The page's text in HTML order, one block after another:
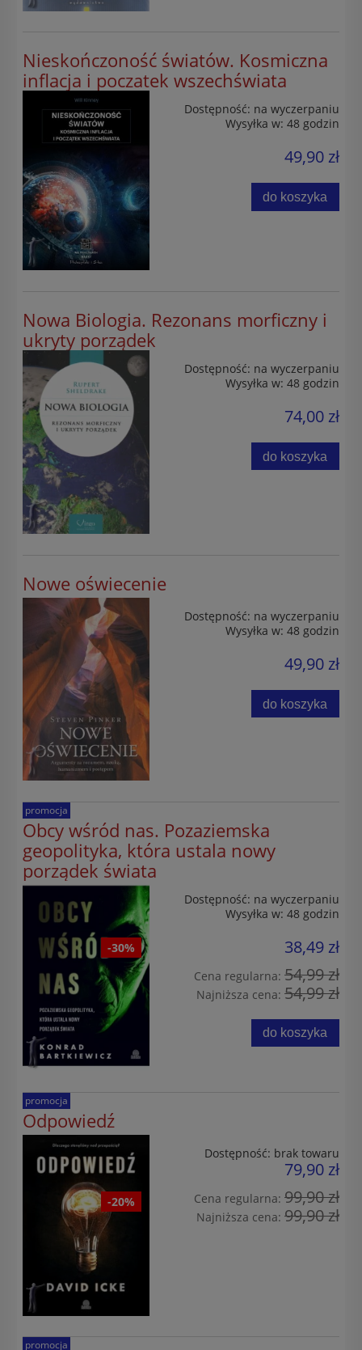
Nieskończoność światów. Kosmiczna
inflacja i poczatek wszechświata
Dostępność: na wyczerpaniu
Wysyłka w: 48 godzin
49,90 zł
do koszyka
Nowa Biologia. Rezonans morficzny i
ukryty porządek
Dostępność: na wyczerpaniu
Wysyłka w: 48 godzin
74,00 zł
do koszyka
Nowe oświecenie
Dostępność: na wyczerpaniu
Wysyłka w: 48 godzin
49,90 zł
do koszyka
Obcy wśród nas. Pozaziemska
geopolityka, która ustala nowy
porządek świata
-30%
Dostępność: na wyczerpaniu
Wysyłka w: 48 godzin
38,49 zł
Cena regularna: 54,99 zł
Najniższa cena: 54,99 zł
do koszyka
promocja
Odpowiedź
-20%
Dostępność: brak towaru
79,90 zł
Cena regularna: 99,90 zł
Najniższa cena: 99,90 zł
promocja
promocja